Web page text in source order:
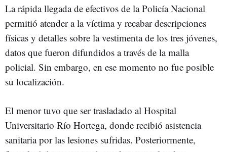
La rápida llegada de efectivos de la Policía Nacional
permitió atender a la víctima y recabar descripciones
físicas y detalles sobre la vestimenta de los tres jóvenes,
datos que fueron difundidos a través de la malla
policial. Sin embargo, en ese momento no fue posible
su localización.
El menor tuvo que ser trasladado al Hospital
Universitario Río Hortega, donde recibió asistencia
sanitaria por las lesiones sufridas. Posteriormente,